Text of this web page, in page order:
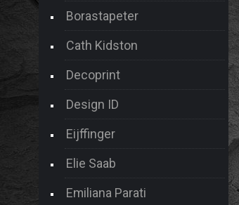
Borastapeter
Cath Kidston
Decoprint
Design ID
Eijffinger
Elie Saab
Emiliana Parati